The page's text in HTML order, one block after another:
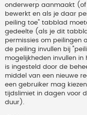
onderwerp aanmaakt
bewerkt en als je daar
peiling toe" tabblad
gedeelte (als je dit
permissies om peilingen
de peiling invullen bij
mogelijkheden invullen
is ingesteld door de
middel van een nieuwe
een gebruiker mag
tijdslimiet in dagen voor
duur).